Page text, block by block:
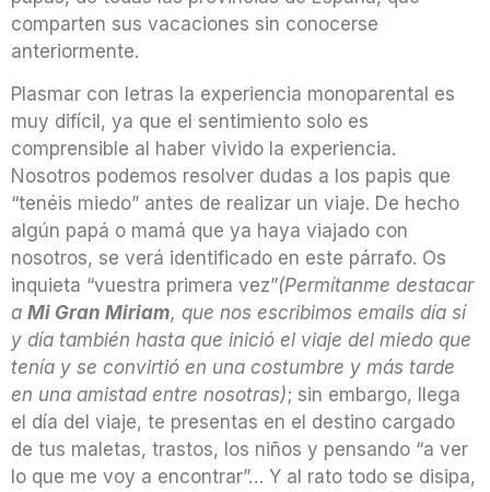
comparten sus vacaciones sin conocerse
anteriormente.
Plasmar con letras la experiencia monoparental es
muy difícil, ya que el sentimiento solo es
comprensible al haber vivido la experiencia.
Nosotros podemos resolver dudas a los papis que
“tenéis miedo” antes de realizar un viaje. De hecho
algún papá o mamá que ya haya viajado con
nosotros, se verá identificado en este párrafo. Os
inquieta “vuestra primera vez”(Permítanme destacar
a Mi Gran Miriam, que nos escribimos emails día sí
y día también hasta que inició el viaje del miedo que
tenía y se convirtió en una costumbre y más tarde
en una amistad entre nosotras); sin embargo, llega
el día del viaje, te presentas en el destino cargado
de tus maletas, trastos, los niños y pensando “a ver
lo que me voy a encontrar”… Y al rato todo se disipa,